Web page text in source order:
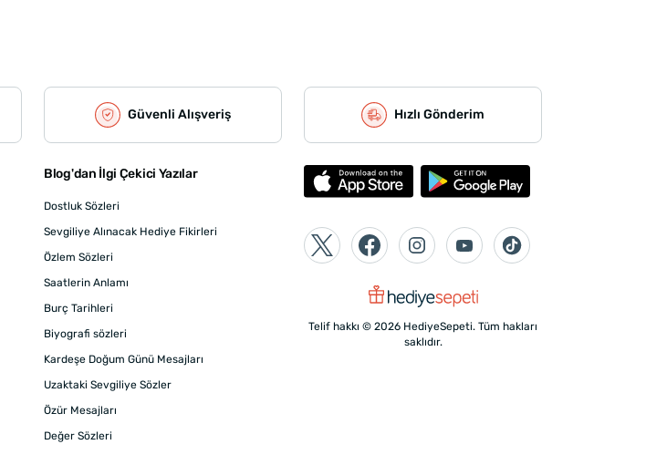
Güvenli Alışveriş Hızlı Gönderim
Blog'dan İlgi Çekici Yazılar
Dostluk Sözleri
Sevgiliye Alınacak Hediye Fikirleri
Özlem Sözleri
Saatlerin Anlamı
Burç Tarihleri
Biyografi sözleri
Kardeşe Doğum Günü Mesajları
Uzaktaki Sevgiliye Sözler
Özür Mesajları
Değer Sözleri
Telif hakkı © 2026 HediyeSepeti. Tüm hakları
saklıdır.